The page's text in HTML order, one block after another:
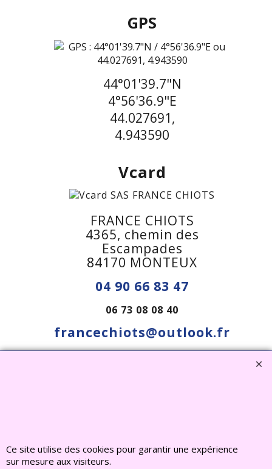
GPS
44°01'39.7"N
4°56'36.9"E
44.027691,
4.943590
Vcard
FRANCE CHIOTS
4365, chemin des
Escampades
84170 MONTEUX
04 90 66 83 47
06 73 08 08 40
francechiots@outlook.fr
2022 FRANCE CHIOTS © Tous droits reserves
Ce site utilise des cookies pour garantir une expérience
sur mesure aux visiteurs.